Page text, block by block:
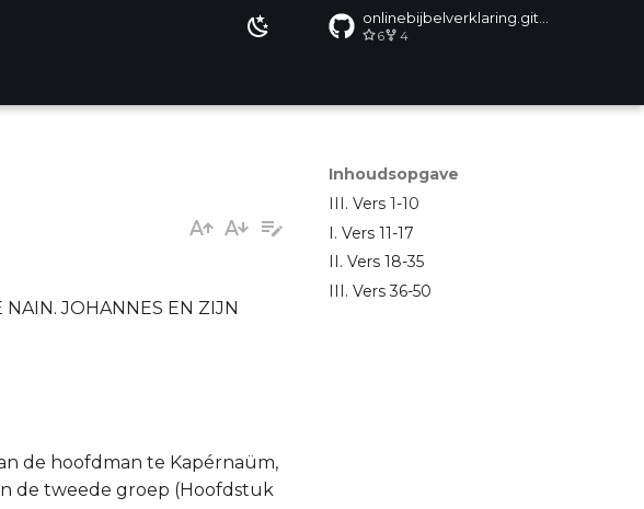
6 4
Inhoudsopgave
III. Vers 1-10
I. Vers 11-17
II. Vers 18-35
III. Vers 36-50
JOHANNES EN ZIJN
de hoofdman te Kapérnaüm,
de tweede groep (Hoofdstuk